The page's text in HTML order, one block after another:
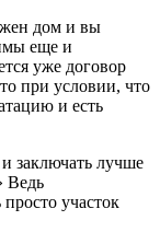
дом и вы
еще и
уже договор
при условии, что
и есть
заключать лучше
Ведь
участок